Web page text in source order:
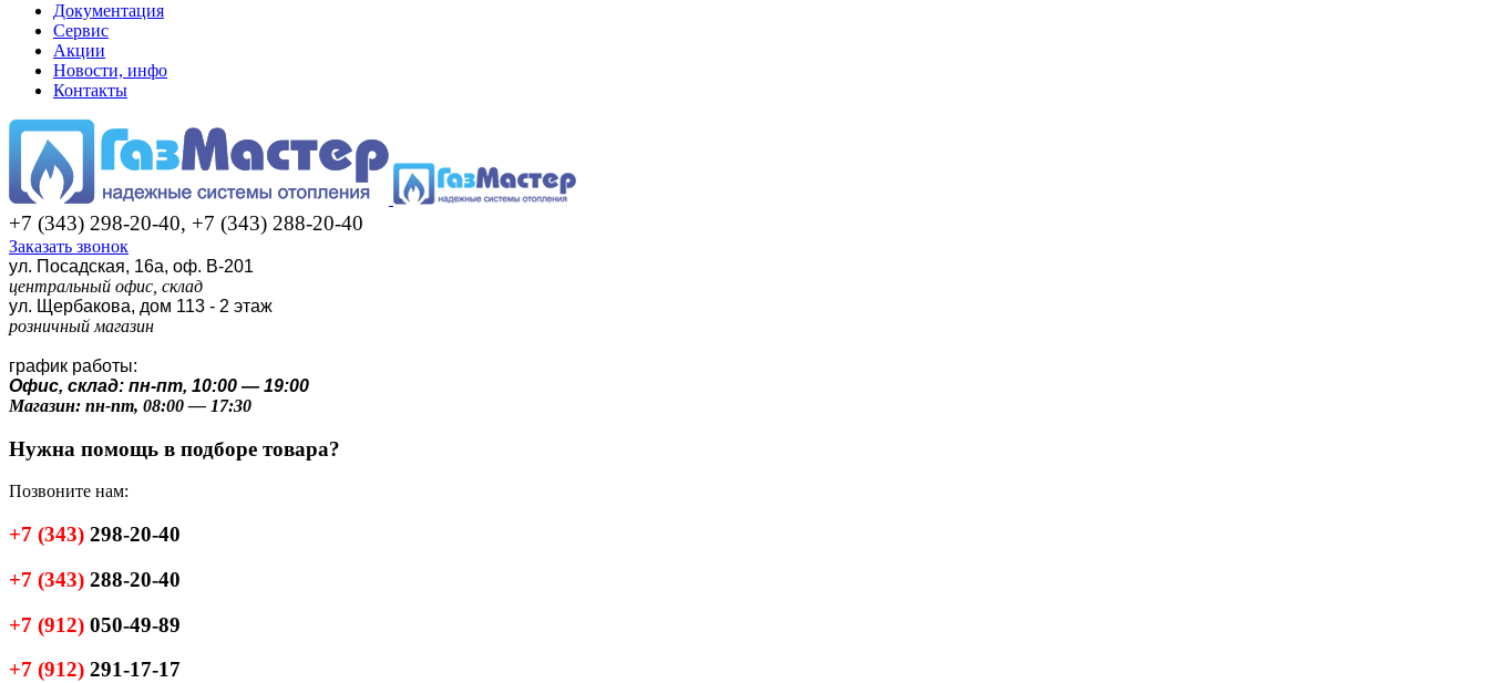
Документация
Сервис
Акции
Новости, инфо
Контакты
+7 (343) 298-20-40, +7 (343) 288-20-40
Заказать звонок
ул. Посадская, 16а, оф. В-201
центральный офис, склад
ул. Щербакова, дом 113 - 2 этаж
розничный магазин
график работы:
Офис, склад: пн-пт, 10:00 — 19:00
Магазин: пн-пт, 08:00 — 17:30
Нужна помощь в подборе товара?
Позвоните нам:
+7 (343) 298-20-40
+7 (343) 288-20-40
+7 (912) 050-49-89
+7 (912) 291-17-17